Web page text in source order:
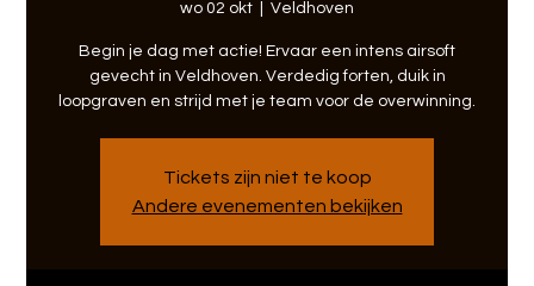
wo 02 okt Veldhoven
Begin je dag met actie! Ervaar een intens airsoft
gevecht in Veldhoven. Verdedig forten, duik in
loopgraven en strijd met je team voor de overwinning.
Tickets zijn niet te koop
Andere evenementen bekijken